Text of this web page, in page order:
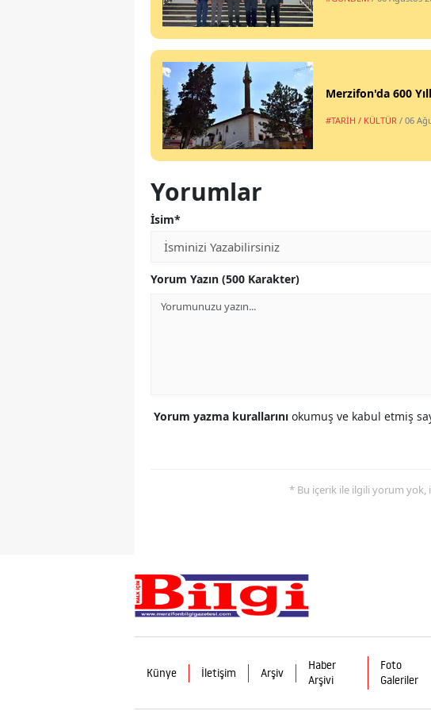
Merzifon'da 600
#TARİH / KÜLTÜR / 06
Yorumlar
İsim*
Yorum Yazın (500 Karakter)
Yorum yazma kurallarını okumuş ve kabul etmiş
* Bu içerik ile ilgili yorum yok,
Künye İletişim Arşiv
Haber
Arşivi
Foto
Galeriler